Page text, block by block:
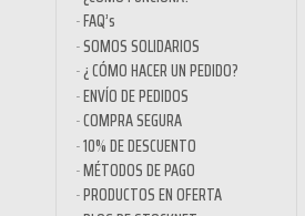
FAQ’s
SOMOS SOLIDARIOS
¿ CÓMO HACER UN PEDIDO?
ENVÍO DE PEDIDOS
COMPRA SEGURA
10% DE DESCUENTO
MÉTODOS DE PAGO
PRODUCTOS EN OFERTA